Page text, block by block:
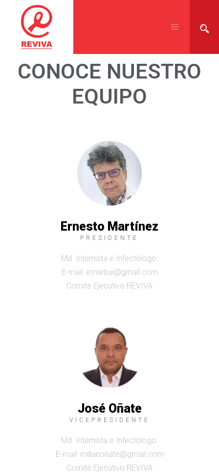
CONOCE NUESTRO
EQUIPO​
Ernesto Martínez
PRESIDENTE
Md. Internista e Infectólogo.
E-mail: emarbui@gmail.com
Comité Ejecutivo REVIVA
José Oñate
VICEPRESIDENTE
Md. Internista e Infectólogo.
E-mail: millanonate@gmail.com
Comité Ejecutivo REVIVA